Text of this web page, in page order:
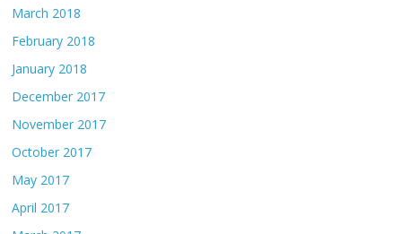
March 2018
February 2018
January 2018
December 2017
November 2017
October 2017
May 2017
April 2017